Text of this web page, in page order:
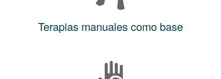
Terapias manuales como base